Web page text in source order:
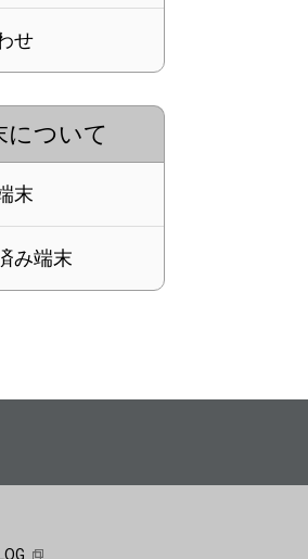
せ
について
末
み端末